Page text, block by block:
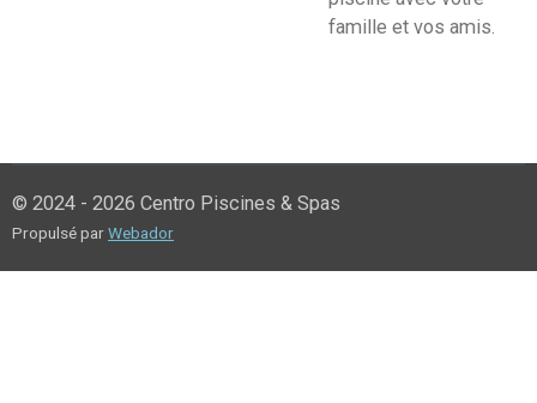
famille et vos amis.
© 2024 - 2026 Centro Piscines & Spas
Propulsé parWebador